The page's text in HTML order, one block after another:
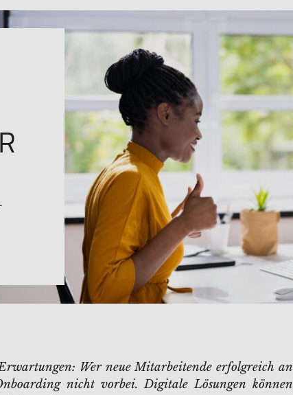
Wer neue Mitarbeitende erfolgreich an
nicht vorbei. Digitale Lösungen können